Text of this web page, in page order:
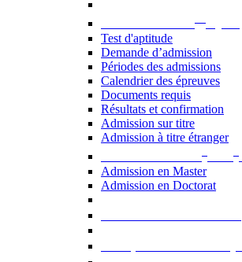
Test d'aptitude
Demande d’admission
Périodes des admissions
Calendrier des épreuves
Documents requis
Résultats et confirmation
Admission sur titre
Admission à titre étranger
Admission en Master
Admission en Doctorat